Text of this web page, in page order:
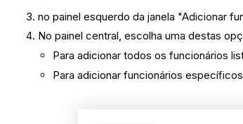
no painel esquerdo da janela "Adicionar
No painel central, escolha uma destas
Para adicionar todos os funcionários
Para adicionar funcionários